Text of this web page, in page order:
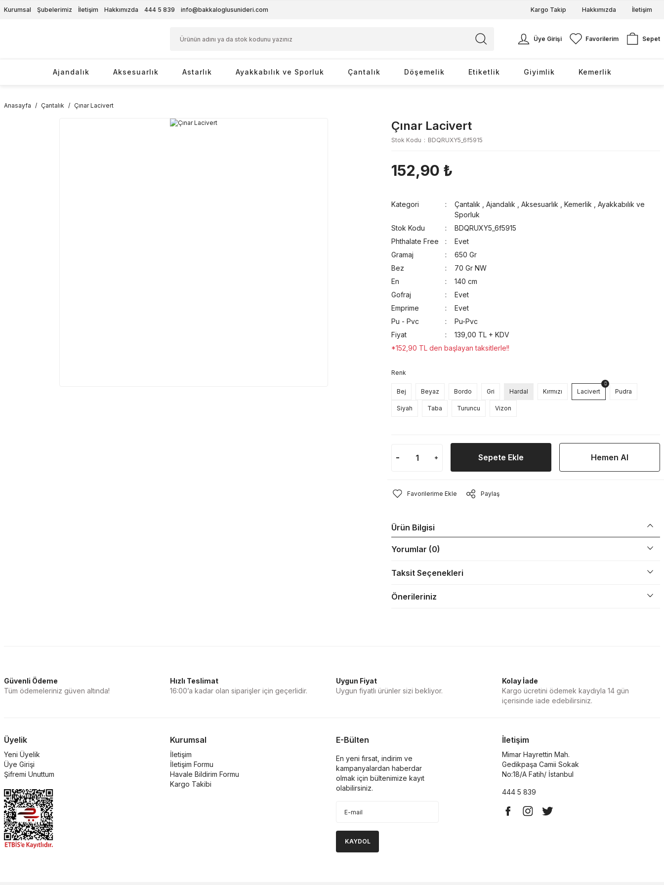
Kurumsal Şubelerimiz İletişim Hakkımızda 444 5 839 info@bakkaloglusunideri.com Kargo Takip Hakkımızda İletişim
Üye Girişi Favorilerim Sepet
Ajandalık Aksesuarlık Astarlık Ayakkabılık ve Sporluk Çantalık Döşemelik Etiketlik Giyimlik Kemerlik
Anasayfa Çantalık Çınar Lacivert
Çınar Lacivert
Stok Kodu BDQRUXY5_6f5915
152,90 ₺
Kategori Çantalık Ajandalık Aksesuarlık Kemerlik
Ayakkabılık ve
Sporluk
Stok Kodu
BDQRUXY5_6f5915
Phthalate Free
Evet
Gramaj
650 Gr
Bez
70 Gr NW
En
140 cm
Gofraj
Evet
Emprime
Evet
Pu - Pvc
Pu-Pvc
Fiyat
139,00 TL + KDV
*152,90 TL den başlayan taksitlerle!!
Renk
Bej Beyaz Bordo Gri Hardal Kırmızı Lacivert Pudra
Siyah Taba Turuncu Vizon
Sepete Ekle Hemen Al
Paylaş
Ürün Bilgisi
Yorumlar (0)
Taksit Seçenekleri
Önerileriniz
Güvenli Ödeme
Tüm ödemeleriniz güven altında!
Hızlı Teslimat
16:00’a kadar olan siparişler için geçerlidir.
Uygun Fiyat
Uygun fiyatlı ürünler sizi bekliyor.
Kolay İade
Kargo ücretini ödemek kaydıyla 14 gün
içerisinde iade edebilirsiniz.
Üyelik
Yeni Üyelik
Üye Girişi
Şifremi Unuttum
Kurumsal
İletişim
İletişim Formu
Havale Bildirim Formu
Kargo Takibi
E-Bülten
En yeni fırsat, indirim ve
kampanyalardan haberdar
olmak için bültenimize kayıt
olabilirsiniz.
KAYDOL
İletişim
Mimar Hayrettin Mah.
Gedikpaşa Camii Sokak
No:18/A Fatih/ İstanbul
444 5 839